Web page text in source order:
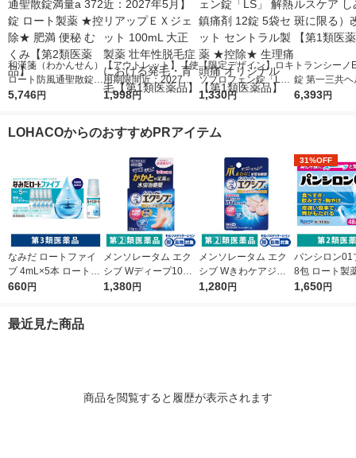
和漢箋（わかんせん）
ロート防風通聖散錠満
量a 372錠 ロート製薬
5,746円
【アウトレット】【使
用期限間近：2027年5
月】リアップＥＸジェ
発毛・育毛【第1類医
1,998円
【限定デザイン】ロキ
ソプロフェン錠「L
S」 解熱鎮痛剤 12錠
頭痛 オリジナル【第1
1,330円
トランシーノ
錠 第一三共ヘ
ア しみ（肝斑
6,393円
LOHACOからのおすすめPRアイテム
なみだ ロートファイ
ブ 4mL×5本 ロート製
薬 目薬 乾き目 疲れ目
660円
メンソレータム エク
シブ Wディープ10ク
リーム ロート製薬★
1,380円
メンソレータム エク
シブ Wきわケアジェ
ル 15g ロート製薬 ★
1,280円
31%OFF
パンシロン01
8包 ロート製
すぎ・飲みす
1,650円
最近見た商品
商品を閲覧すると履歴が表示されます